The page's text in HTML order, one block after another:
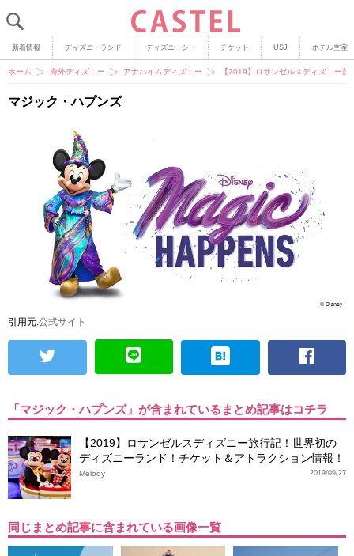
新着情報 ディズニーランド ディズニーシー チケット USJ ホテル空室
ホーム 海外ディズニー アナハイムディズニー 【2019】ロサンゼルスディズニー
マジック・ハプンズ
引用元:公式サイト
「マジック・ハプンズ」が含まれているまとめ記事はコチラ
【2019】ロサンゼルスディズニー旅行記！世界初の
ディズニーランド！チケット＆アトラクション情報！
2019/09/27
Melody
同じまとめ記事に含まれている画像一覧